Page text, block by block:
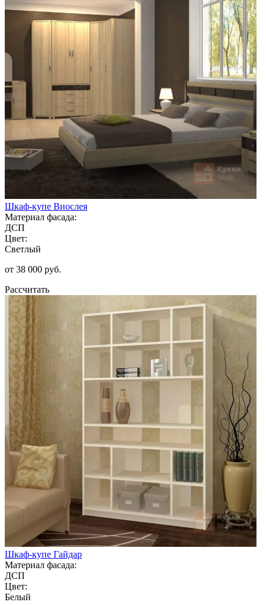
Шкаф-купе Виослея
Материал фасада:
ДСП
Цвет:
Светлый
от 38 000 руб.
Рассчитать
Шкаф-купе Гайдар
Материал фасада:
ДСП
Цвет:
Белый